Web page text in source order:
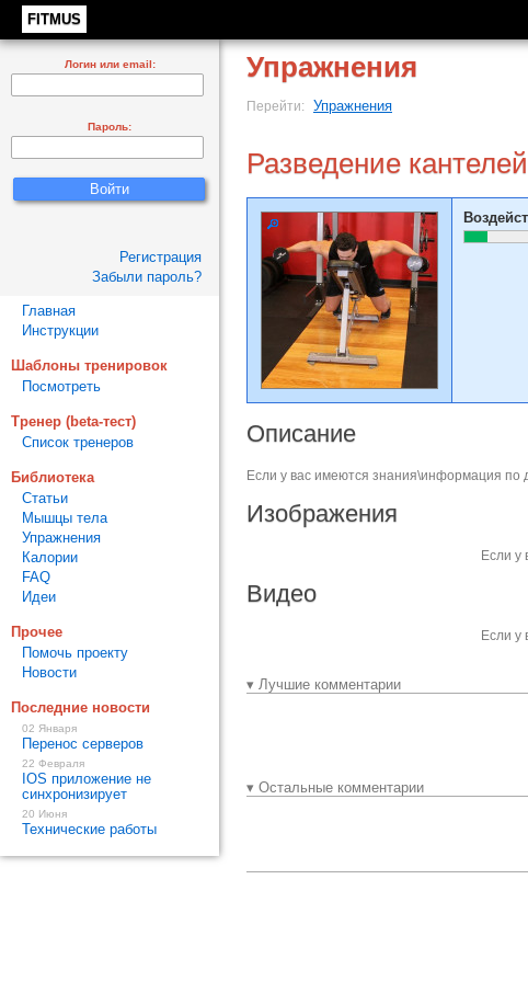
FITMUS
Упражнения
Перейти: Упражнения
Разведение
Описание
Если у вас имеются знания\информация по
Изображения
Если у
Видео
Если у
▾ Лучшие комментарии
▾ Остальные комментарии
Логин или email:
Пароль:
Регистрация
Забыли пароль?
Главная
Инструкции
Шаблоны тренировок
Посмотреть
Тренер (beta-тест)
Список тренеров
Библиотека
Статьи
Мышцы тела
Упражнения
Калории
FAQ
Идеи
Прочее
Помочь проекту
Новости
Последние новости
02 Января
Перенос серверов
22 Февраля
IOS приложение не
синхронизирует
20 Июня
Технические работы